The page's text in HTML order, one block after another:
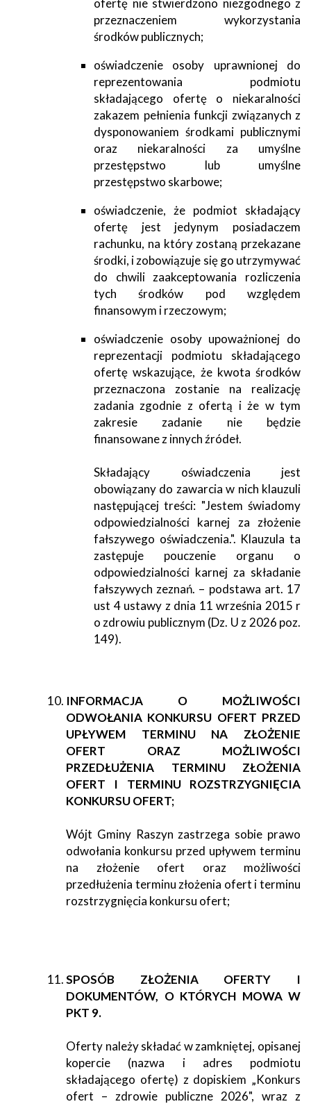
przeznaczeniem wykorzystania
środków publicznych;
oświadczenie osoby uprawnionej do
reprezentowania podmiotu
składającego ofertę o niekaralności
zakazem pełnienia funkcji związanych z
dysponowaniem środkami publicznymi
oraz niekaralności za umyślne
przestępstwo lub umyślne
przestępstwo skarbowe;
oświadczenie, że podmiot składający
ofertę jest jedynym posiadaczem
rachunku, na który zostaną przekazane
środki, i zobowiązuje się go utrzymywać
do chwili zaakceptowania rozliczenia
tych środków pod względem
finansowym i rzeczowym;
oświadczenie osoby upoważnionej do
reprezentacji podmiotu składającego
ofertę wskazujące, że kwota środków
przeznaczona zostanie na realizację
zadania zgodnie z ofertą i że w tym
zakresie zadanie nie będzie
finansowane z innych źródeł.
Składający oświadczenia jest
obowiązany do zawarcia w nich klauzuli
następującej treści: "Jestem świadomy
odpowiedzialności karnej za złożenie
fałszywego oświadczenia.". Klauzula ta
zastępuje pouczenie organu o
odpowiedzialności karnej za składanie
fałszywych zeznań. – podstawa art. 17
ust 4 ustawy z dnia 11 września 2015 r
o zdrowiu publicznym (Dz. U z 2026 poz.
149).
INFORMACJA O MOŻLIWOŚCI
ODWOŁANIA KONKURSU OFERT PRZED
UPŁYWEM TERMINU NA ZŁOŻENIE
OFERT ORAZ MOŻLIWOŚCI
PRZEDŁUŻENIA TERMINU ZŁOŻENIA
OFERT I TERMINU ROZSTRZYGNIĘCIA
KONKURSU OFERT;
Wójt Gminy Raszyn zastrzega sobie prawo
odwołania konkursu przed upływem terminu
na złożenie ofert oraz możliwości
przedłużenia terminu złożenia ofert i terminu
rozstrzygnięcia konkursu ofert;
SPOSÓB ZŁOŻENIA OFERTY I
DOKUMENTÓW, O KTÓRYCH MOWA W
PKT 9.
Oferty należy składać w zamkniętej, opisanej
kopercie (nazwa i adres podmiotu
składającego ofertę) z dopiskiem „Konkurs
ofert – zdrowie publiczne 2026", wraz z